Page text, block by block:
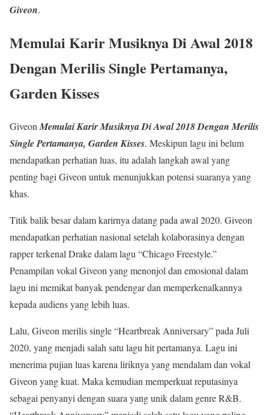
Giveon.
Memulai Karir Musiknya Di Awal 2018
Dengan Merilis Single Pertamanya,
Garden Kisses
GiveonMemulai Karir Musiknya Di Awal 2018 Dengan Merilis
Single Pertamanya, Garden Kisses. Meskipun lagu ini belum
mendapatkan perhatian luas, itu adalah langkah awal yang
penting bagi Giveon untuk menunjukkan potensi suaranya yang
khas.
Titik balik besar dalam karirnya datang pada awal 2020. Giveon
mendapatkan perhatian nasional setelah kolaborasinya dengan
rapper terkenal Drake dalam lagu “Chicago Freestyle.”
Penampilan vokal Giveon yang menonjol dan emosional dalam
lagu ini memikat banyak pendengar dan memperkenalkannya
kepada audiens yang lebih luas.
Lalu, Giveon merilis single “Heartbreak Anniversary” pada Juli
2020, yang menjadi salah satu lagu hit pertamanya. Lagu ini
menerima pujian luas karena liriknya yang mendalam dan vokal
Giveon yang kuat. Maka kemudian memperkuat reputasinya
sebagai penyanyi dengan suara yang unik dalam genre R&B.